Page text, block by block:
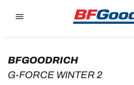
BFGOODRICH
G-FORCE WINTER 2